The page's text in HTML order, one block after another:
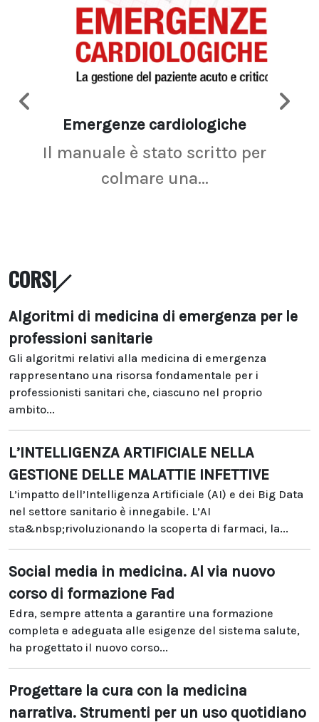
Emergenze cardiologiche
Il manuale è stato scritto per
colmare una...
CORSI
Algoritmi di medicina di emergenza per le
professioni sanitarie
Gli algoritmi relativi alla medicina di emergenza
rappresentano una risorsa fondamentale per i
professionisti sanitari che, ciascuno nel proprio
ambito...
L’INTELLIGENZA ARTIFICIALE NELLA
GESTIONE DELLE MALATTIE INFETTIVE
L’impatto dell’Intelligenza Artificiale (AI) e dei Big Data
nel settore sanitario è innegabile. L’AI
sta&nbsp;rivoluzionando la scoperta di farmaci, la...
Social media in medicina. Al via nuovo
corso di formazione Fad
Edra, sempre attenta a garantire una formazione
completa e adeguata alle esigenze del sistema salute,
ha progettato il nuovo corso...
Progettare la cura con la medicina
narrativa. Strumenti per un uso quotidiano